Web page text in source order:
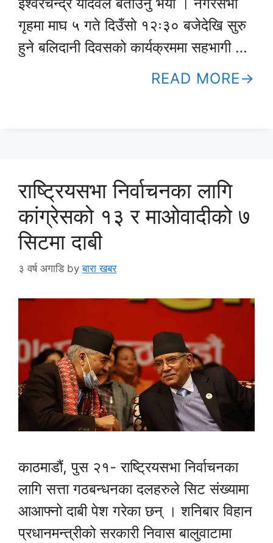
गृहमा माघ ५ गते दिउँसो १२ः३० बजेदेखि सुरु
हुने बलिदानी दिवसको कार्यक्रममा सहभागी …
READ MORE
राष्ट्रियसभा निर्वाचनका लागि
कांग्रेसको १३ र माओवादीको ७
सिटमा दाबी
३ वर्ष अगाडि byबारा खबर
काठमाडौं, पुस २१- राष्ट्रियसभा निर्वाचनका
लागि सत्ता गठबन्धनका दलहरुले सिट संख्यामा
आआफ्नो दाबी पेश गरेका छन् । शनिबार विहान
प्रधानमन्त्रीको सरकारी निवास बालुवाटामा